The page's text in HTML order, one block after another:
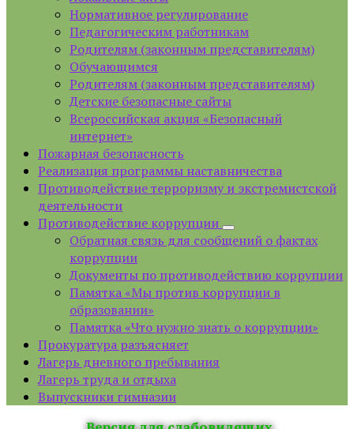
Нормативное регулирование
Педагогическим работникам
Родителям (законным представителям)
Обучающимся
Родителям (законным представителям)
Детские безопасные сайты
Всероссийская акция «Безопасный
интернет»
Пожарная безопасность
Реализация программы наставничества
Противодействие терроризму и экстремистской
деятельности
Противодействие коррупции
Обратная связь для сообщений о фактах
коррупции
Документы по противодействию коррупции
Памятка «Мы против коррупции в
образовании»
Памятка «Что нужно знать о коррупции»
Прокуратура разъясняет
Лагерь дневного пребывания
Лагерь труда и отдыха
Выпускники гимназии